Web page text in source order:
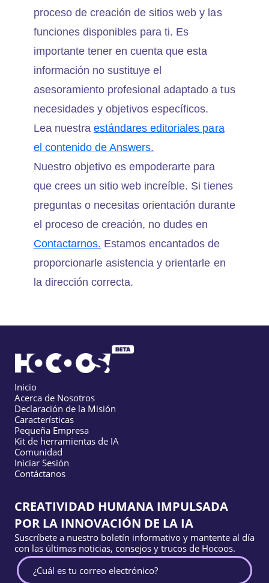
proceso de creación de sitios web y las
funciones disponibles para ti. Es
importante tener en cuenta que esta
información no sustituye el
asesoramiento profesional adaptado a tus
necesidades y objetivos específicos.
Lea nuestra estándares editoriales para
el contenido de Answers.
Nuestro objetivo es empoderarte para
que crees un sitio web increíble. Si tienes
preguntas o necesitas orientación durante
el proceso de creación, no dudes en
Contactarnos. Estamos encantados de
proporcionarle asistencia y orientarle en
la dirección correcta.
Inicio
Acerca de Nosotros
Declaración de la Misión
Características
Pequeña Empresa
Kit de herramientas de IA
Comunidad
Iniciar Sesión
Contáctanos
CREATIVIDAD HUMANA IMPULSADA
POR LA INNOVACIÓN DE LA IA
Suscríbete a nuestro boletín informativo y mantente al día
con las últimas noticias, consejos y trucos de Hocoos.